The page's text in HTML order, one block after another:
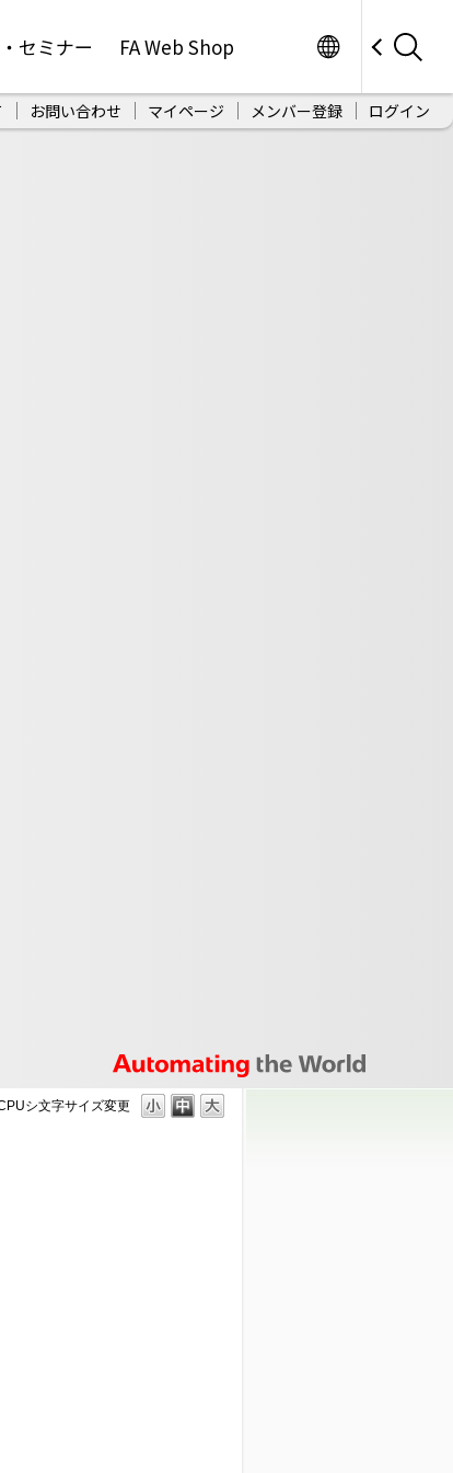
セミナー FA Web Shop
お問い合わせ マイページ メンバー登録 ログイン
文字サイズ変更
シ